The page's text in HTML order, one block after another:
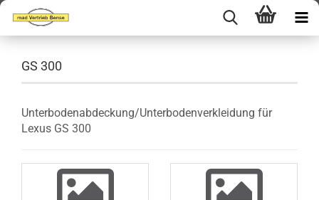
GS 300
Unterbodenabdeckung/Unterbodenverkleidung für
Lexus GS 300